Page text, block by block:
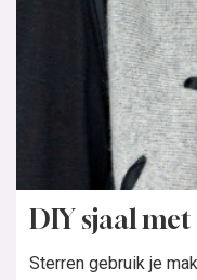
DIY sjaal met
Sterren gebruik je